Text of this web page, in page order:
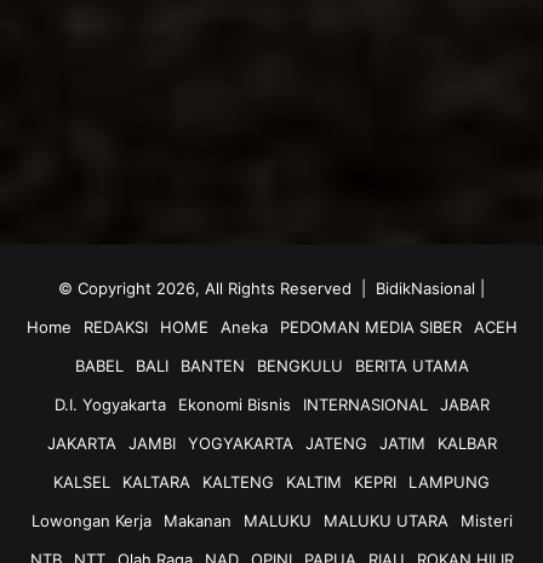
© Copyright 2026, All Rights Reserved | BidikNasional
Home
REDAKSI HOME Aneka PEDOMAN MEDIA SIBER
ACEH
BABEL
BALI BANTEN BENGKULU
BERITA UTAMA
D.I. Yogyakarta
Ekonomi Bisnis INTERNASIONAL
JABAR
JAKARTA
JAMBI YOGYAKARTA JATENG JATIM
KALBAR
KALSEL
KALTARA KALTENG KALTIM KEPRI
LAMPUNG
Lowongan Kerja
Makanan MALUKU MALUKU UTARA
Misteri